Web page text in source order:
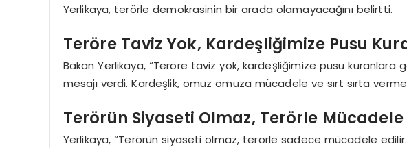
Yerlikaya, terörle demokrasinin bir arada olamayacağını belirtti.
Teröre Taviz Yok, Kardeşliğimize Pusu
Bakan Yerlikaya, “Teröre taviz yok, kardeşliğimize pusu kuranlara
mesajı verdi. Kardeşlik, omuz omuza mücadele ve sırt sırta
Terörün Siyaseti Olmaz, Terörle Mücadele
Yerlikaya, “Terörün siyaseti olmaz, terörle sadece mücadele